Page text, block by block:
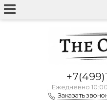
Ежедневно
Заказать